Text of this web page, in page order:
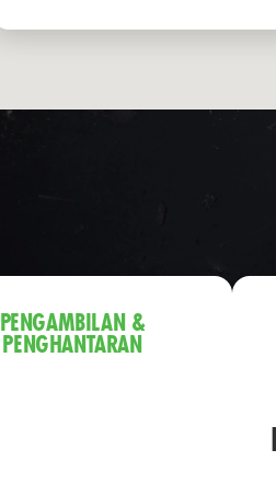
PENGAMBILAN &
PENGHANTARAN